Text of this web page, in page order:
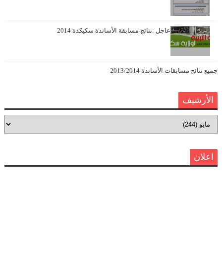
عاجل :نتائج مسابقة الأساتذة سكيكدة 2014
جميع نتائج مسابقات الأساتذة 2013/2014
الأرشيف
اعلان